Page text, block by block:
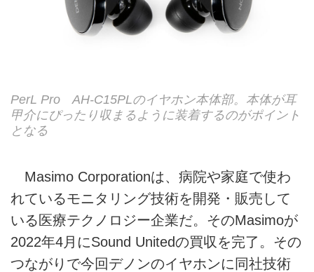
PerL Pro AH-C15PLのイヤホン本体部。本体が耳
甲介にぴったり収まるように装着するのがポイント
となる
Masimo Corporationは、病院や家庭で使わ
れているモニタリング技術を開発・販売して
いる医療テクノロジー企業だ。そのMasimoが
2022年4月にSound Unitedの買収を完了。その
つながりで今回デノンのイヤホンに同社技術